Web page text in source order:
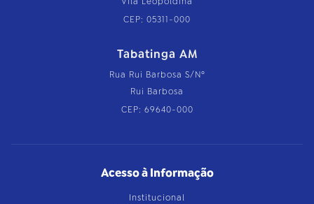
CEP: 05311-000
Tabatinga AM
Rua Rui Barbosa S/Nº
Rui Barbosa
CEP: 69640-000
Acesso à Informação
Institucional